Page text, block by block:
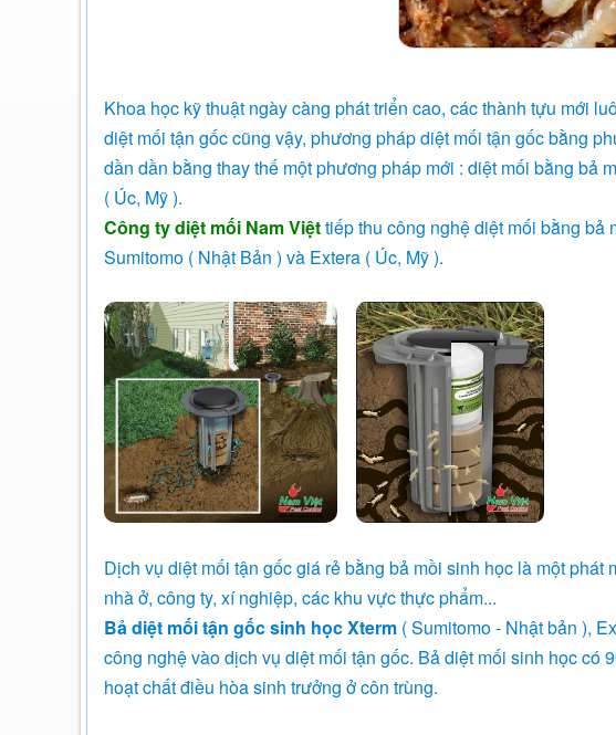
Khoa học kỹ thuật ngày càng phát triển cao, các thành tựu mới
diệt mối tận gốc cũng vậy, phương pháp diệt mối tận gốc bằng
dần dần bằng thay thế một phương pháp mới : diệt mối bằng bả
( Úc, Mỹ ).
Công ty diệt mối Nam Việttiếp thu công nghệ diệt mối bằng
Sumitomo ( Nhật Bản ) và Extera ( Úc, Mỹ ).
Dịch vụ diệt mối tận gốc giá rẻ bằng bả mồi sinh học là một
nhà ở, công ty, xí nghiệp, các khu vực thực phẩm...
Bả diệt mối tận gốc sinh học Xterm ( Sumitomo - Nhật bản ),
công nghệ vào dịch vụ diệt mối tận gốc. Bả diệt mối sinh học có
hoạt chất điều hòa sinh trưởng ở côn trùng.